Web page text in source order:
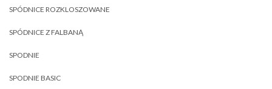
SPÓDNICE ROZKLOSZOWANE
SPÓDNICE Z FALBANĄ
SPODNIE
SPODNIE BASIC